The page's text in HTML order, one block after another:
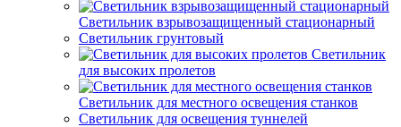
Светильник взрывозащищенный стационарный
Светильник грунтовый
Светильник
для высоких пролетов
Светильник для местного освещения станков
Светильник для освещения туннелей